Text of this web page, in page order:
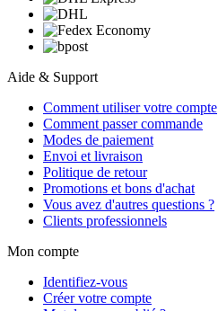
Aide & Support
Comment utiliser votre compte
Comment passer commande
Modes de paiement
Envoi et livraison
Politique de retour
Promotions et bons d'achat
Vous avez d'autres questions ?
Clients professionnels
Mon compte
Identifiez-vous
Créer votre compte